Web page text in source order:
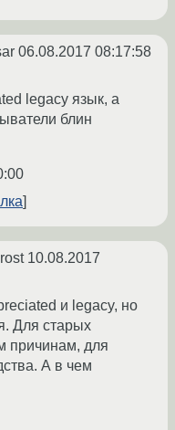
06.08.2017 08:17:58
legacy язык, а
блин
10.08.2017
и legacy, но
Для старых
причинам, для
А в чем